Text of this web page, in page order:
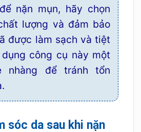
nặn mụn, hãy chọn
lượng và đảm bảo
được làm sạch và tiệt
công cụ này một
nhàng để tránh tổn
sóc da sau khi nặn